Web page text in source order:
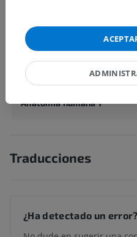
Estructuras subyacentes:
subyacentes
anatómica
Anatomía humana 1
Traducciones
¿Ha detectado un error?